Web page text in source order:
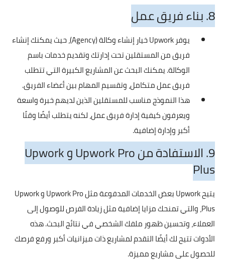
8. بناء فريق عمل
يوفر Upwork خيار إنشاء وكالة (Agency)، حيث يمكنك إنشاء
فريق من المستقلين تحت إدارتك وتقديم خدمات باسم
الوكالة. يمكنك البحث عن المشاريع الكبيرة التي تتطلب
فريق عمل متكامل، وتقسيم المهام بين أعضاء الفريق.
هذا النموذج مناسب للمستقلين الذين لديهم خبرة واسعة
ويعرفون كيفية إدارة فريق عمل، لكنه يتطلب أيضًا وقتًا
أكبر وإدارة إضافية.
9. الاستفادة من Upwork Pro و Upwork
Plus
يتيح Upwork بعض الخدمات المدفوعة مثل Upwork Pro و Upwork
Plus، والتي تمنحك مزايا إضافية مثل زيادة الفرص للوصول إلى
العملاء، وتحسين ظهور ملفك الشخصي في نتائج البحث. هذه
الأدوات تتيح لك أيضًا التقدم لمشاريع ذات ميزانيات أكبر ورفع فرصك
للحصول على مشاريع مميزة.